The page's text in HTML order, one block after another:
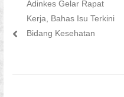
pos
Previous
post:
Adinkes Gelar Rapat
Kerja, Bahas Isu Terkini
Bidang Kesehatan